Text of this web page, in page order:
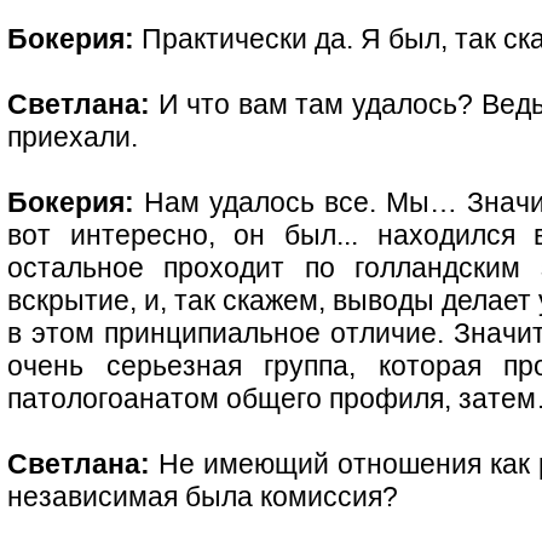
Бокерия: Практически да. Я был, так
Светлана: И что вам там удалось?
приехали.
Бокерия: Нам удалось все. Мы…
вот интересно, он был...
остальное проходит по
вскрытие, и, так скажем, выводы
в этом принципиальное отличие.
очень серьезная группа, которая
патологоанатом общего профиля,
Светлана: Не имеющий отношения как
независимая была комиссия?